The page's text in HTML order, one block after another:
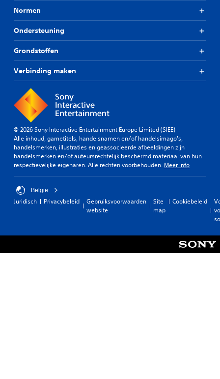
Normen
Ondersteuning
Grondstoffen
Verbinding maken
© 2026 Sony Interactive Entertainment Europe Limited (SIEE)
Alle inhoud, gametitels, handelsnamen en/of handelsimago's,
handelsmerken, illustraties en geassocieerde afbeeldingen zijn
handelsmerken en/of auteursrechtelijk beschermd materiaal van hun
respectievelijke eigenaren. Alle rechten voorbehouden. Meer info
België
Juridisch Privacybeleid
Gebruiksvoorwaarden
website
Site
map
Cookiebeleid